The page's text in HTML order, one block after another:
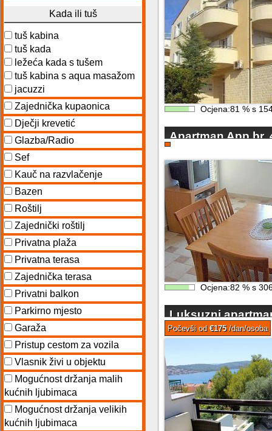
Kada ili tuš
tuš kabina
tuš kada
ležeća kada s tušem
tuš kabina s aqua masažom
jacuzzi
Zajednička kupaonica
Dječji krevetić
Glazba/Radio
Sef
Kauč na razvlačenje
Bazen
Roštilj
Zajednički roštilj
Privatna plaža
Privatna terasa
Zajednička terasa
Privatni balkon
Parkirno mjesto
Garaža
Pristup cestom za vozila
Vlasnik živi u objektu
Mogućnost držanja malih
kućnih ljubimaca
Mogućnost držanja velikih
kućnih ljubimaca
Ocjena:81 % s
Apartman App br.
Ocjena:82 % s
Luksuzni
Okrug Gornji
Počevši od €175/dan/osoba